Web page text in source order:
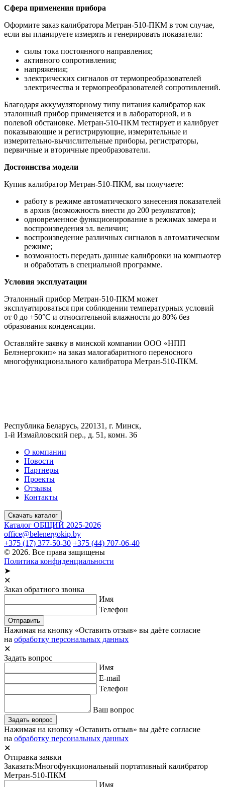
Сфера применения прибора
Оформите заказ калибратора Метран-510-ПКМ в том случае,
если вы планируете измерять и генерировать показатели:
силы тока постоянного направления;
активного сопротивления;
напряжения;
электрических сигналов от термопреобразователей
электричества и термопреобразователей сопротивлений.
Благодаря аккумуляторному типу питания калибратор как
эталонный прибор применяется и в лабораторной, и в
полевой обстановке. Метран-510-ПКМ тестирует и калибрует
показывающие и регистрирующие, измерительные и
измерительно-вычислительные приборы, регистраторы,
первичные и вторичные преобразователи.
Достоинства модели
Купив калибратор Метран-510-ПКМ, вы получаете:
работу в режиме автоматического занесения показателей
в архив (возможность внести до 200 результатов);
одновременное функционирование в режимах замера и
воспроизведения эл. величин;
воспроизведение различных сигналов в автоматическом
режиме;
возможность передать данные калибровки на компьютер
и обработать в специальной программе.
Условия эксплуатации
Эталонный прибор Метран-510-ПКМ может
эксплуатироваться при соблюдении температурных условий
от 0 до +50°С и относительной влажности до 80% без
образования конденсации.
Оставляйте заявку в минской компании ООО «НПП
Белэнергокип» на заказ малогабаритного переносного
многофункционального калибратора Метран-510-ПКМ.
Республика Беларусь, 220131, г. Минск,
1-й Измайловский пер., д. 51, комн. 36
О компании
Новости
Партнеры
Проекты
Отзывы
Контакты
Скачать каталог
Каталог ОБЩИЙ 2025-2026
office@belenergokip.by
+375 (17) 377-50-30 +375 (44) 707-06-40
© 2026. Все права защищены
Политика конфиденциальности
➤
✕
Заказ обратного звонка
Имя
Телефон
Отправить
Нажимая на кнопку «Оставить отзыв» вы даёте согласие
на обработку персональных данных
✕
Задать вопрос
Имя
E-mail
Телефон
Ваш вопрос
Задать вопрос
Нажимая на кнопку «Оставить отзыв» вы даёте согласие
на обработку персональных данных
✕
Отправка заявки
Заказать:Многофункциональный портативный калибратор
Метран-510-ПКМ
Имя